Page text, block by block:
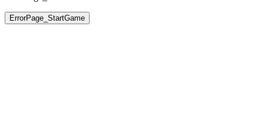
ErrorPage_StartGame